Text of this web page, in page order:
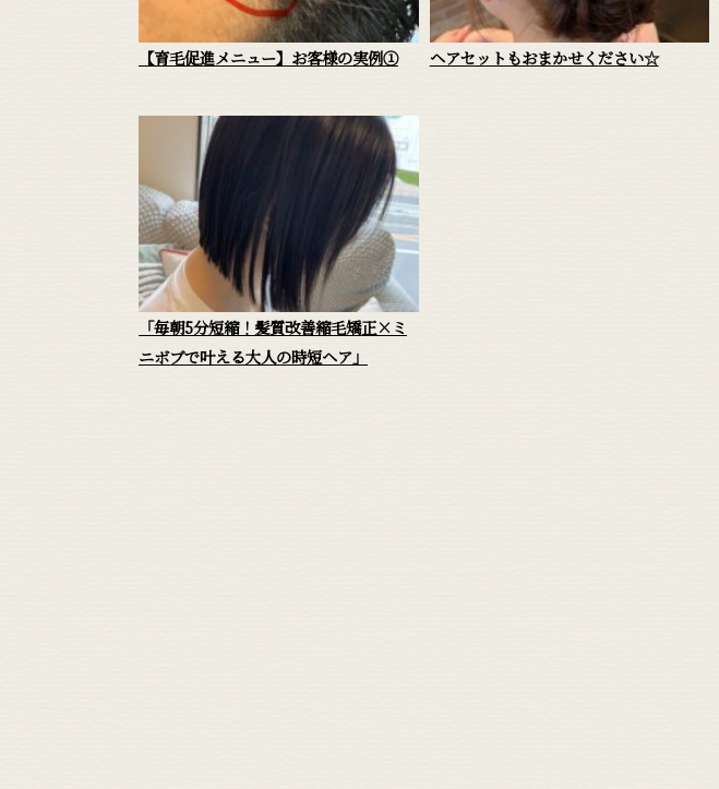
【育毛促進メニュー】お客様の実例① ヘアセットもおまかせください☆
「毎朝5分短縮！髪質改善縮毛矯正×ミ
ニボブで叶える大人の時短ヘア」